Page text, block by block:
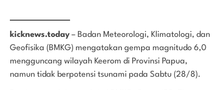
kicknews.today – Badan Meteorologi, Klimatologi, dan
Geofisika (BMKG) mengatakan gempa magnitudo 6,0
mengguncang wilayah Keerom di Provinsi Papua,
namun tidak berpotensi tsunami pada Sabtu (28/8).